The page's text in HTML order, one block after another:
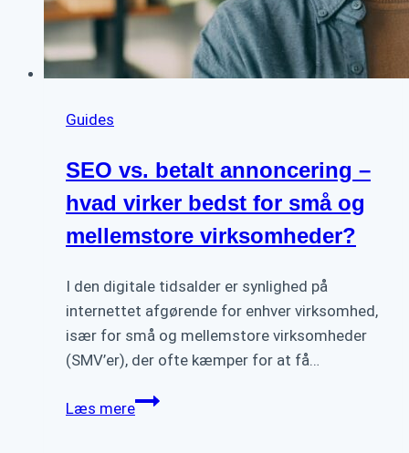
Guides
SEO vs. betalt annoncering –
hvad virker bedst for små og
mellemstore virksomheder?
I den digitale tidsalder er synlighed på
internettet afgørende for enhver virksomhed,
især for små og mellemstore virksomheder
(SMV’er), der ofte kæmper for at få…
Læs mereSEO